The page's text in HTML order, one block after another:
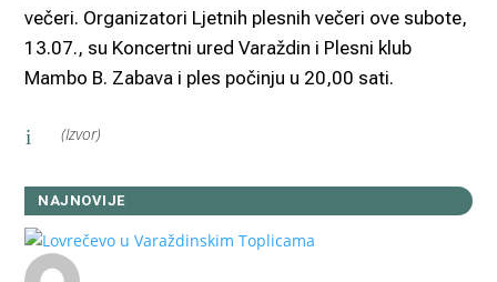
večeri. Organizatori Ljetnih plesnih večeri ove subote,
13.07., su Koncertni ured Varaždin i Plesni klub
Mambo B. Zabava i ples počinju u 20,00 sati.
i (Izvor)
NAJNOVIJE